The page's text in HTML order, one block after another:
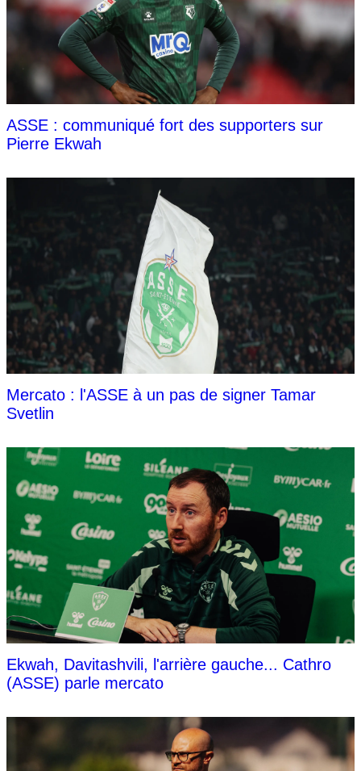
ASSE : communiqué fort des supporters sur
Pierre Ekwah
Mercato : l'ASSE à un pas de signer Tamar
Svetlin
Ekwah, Davitashvili, l'arrière gauche... Cathro
(ASSE) parle mercato